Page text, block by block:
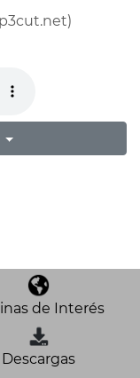
de Interés
Descargas